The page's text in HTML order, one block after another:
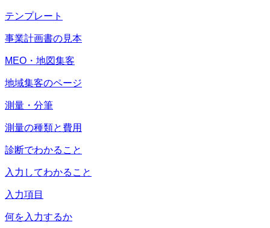
テンプレート
事業計画書の見本
MEO・地図集客
地域集客のページ
測量・分筆
測量の種類と費用
診断でわかること
入力してわかること
入力項目
何を入力するか